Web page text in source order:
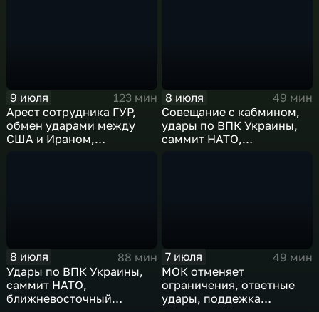
9 июля
123 мин
Арест сотрудника ГУР,
обмен ударами между
США и Ираном,
8 июля
49 мин
Совещание с кабмином,
удары по ВПК Украины,
саммит НАТО,
8 июля
88 мин
Удары по ВПК Украины,
саммит НАТО,
ближневосточный
7 июля
49 мин
МОК отменяет
ограничения, ответные
удары, поддежка